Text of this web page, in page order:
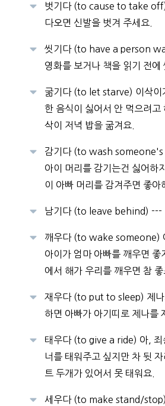
벗기다 (to cause to take
다오면 신발을 벗겨 주세요.
씻기다 (to have a person
영화를 보거나 책을 읽기 전에
굶기다 (to let starve) 이삭이
한 음식이 싫어서 안 먹으려고
삭이 저녁 밥을 굶겨요.
감기다 (to wash someone's
아이 머리를 감기는건 싫어하
이 아빠 머리를 감겨주면 좋아
남기다 (to leave behind) ---
깨우다 (to wake someone)
아이가 엄마 아빠를 깨우면 좋
에서 해가 우리를 깨우면 참 좋
재우다 (to put to sleep) 제나
하면 아빠가 아기띠로 제나를
태우다 (to give a ride) 아, 죄
너를 태워주고 싶지만 차 뒷 자
트 두개가 있어서 못 태워요.
세우다 (to make stand/